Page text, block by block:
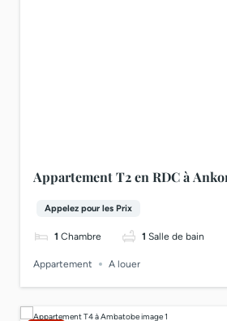
Appartement T2 en RDC à
Appelez pour les Prix
1 Chambre 1 Salle de bain
Appartement A louer